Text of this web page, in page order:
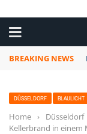
BREAKING NEWS
DÜSSELDORF BLAULICHT
Home › Düsseldorf
Kellerbrand in einem